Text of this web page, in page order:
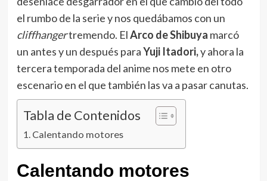
el rumbo de la serie y nos quedábamos con un
cliffhangertremendo. ElArco de Shibuya marcó
un antes y un después paraYuji Itadori,y ahora la
tercera temporada del anime nos mete en otro
escenario en el que también las va a pasar canutas.
Tabla de Contenidos
Calentando motores
Calentando motores